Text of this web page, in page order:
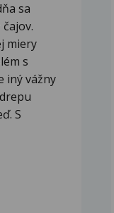
sa
miery
s
iný vážny
S